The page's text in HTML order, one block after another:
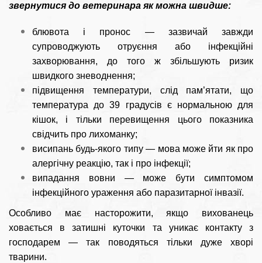
звернутися до ветеринара як можна швидше:
блювота і пронос — зазвичай завжди
супроводжують отруєння або інфекційні
захворювання, до того ж збільшують ризик
швидкого зневоднення;
підвищення температури, слід пам’ятати, що
температура до 39 градусів є нормальною для
кішок, і тільки перевищення цього показника
свідчить про лихоманку;
висипань будь-якого типу — мова може йти як про
алергічну реакцію, так і про інфекції;
випадання вовни — може бути симптомом
інфекційного ураження або паразитарної інвазії.
Особливо має насторожити, якщо вихованець
ховається в затишні куточки та уникає контакту з
господарем — так поводяться тільки дуже хворі
тварини.